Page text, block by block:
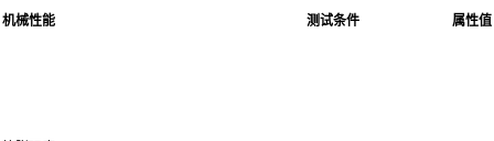
机械性能 测试条件 属性值